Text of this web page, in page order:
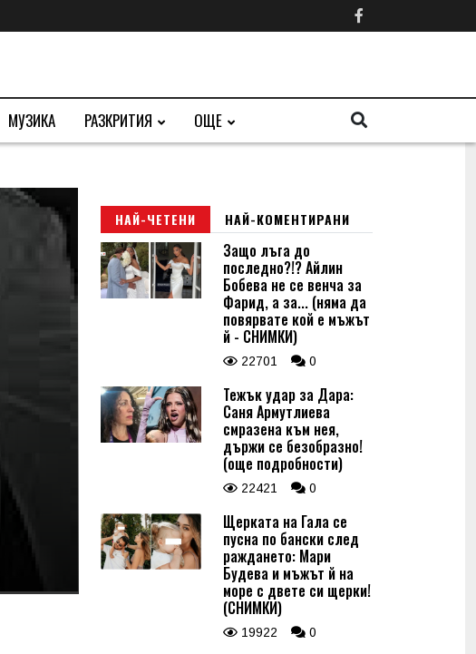
МУЗИКА РАЗКРИТИЯ ОЩЕ
НАЙ-ЧЕТЕНИ НАЙ-КОМЕНТИРАНИ
Защо лъга до
последно?!? Айлин
Бобева не се венча за
Фарид, а за... (няма да
повярвате кой е мъжът
й - СНИМКИ)
22701 0
Тежък удар за Дара:
Саня Армутлиева
смразена към нея,
държи се безобразно!
(още подробности)
22421 0
Щерката на Гала се
пусна по бански след
раждането: Мари
Будева и мъжът й на
море с двете си щерки!
(СНИМКИ)
19922 0